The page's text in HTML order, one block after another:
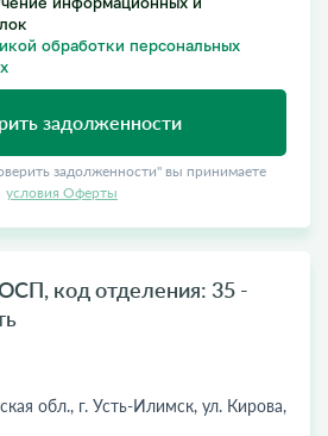
обработки персональных
задолженности
задолженности" вы принимаете
условия Оферты
код отделения: 35 -
обл., г. Усть-Илимск, ул. Кирова,